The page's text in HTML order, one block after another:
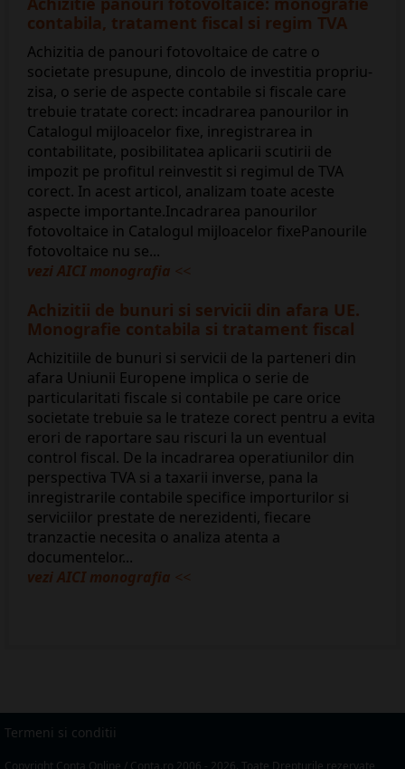
contabila, tratament fiscal si regim TVA
Achizitia de panouri fotovoltaice de catre o
societate presupune, dincolo de investitia propriu-
zisa, o serie de aspecte contabile si fiscale care
trebuie tratate corect: incadrarea panourilor in
Catalogul mijloacelor fixe, inregistrarea in
contabilitate, posibilitatea aplicarii scutirii de
impozit pe profitul reinvestit si regimul de TVA
corect. In acest articol, analizam toate aceste
aspecte importante.Incadrarea panourilor
fotovoltaice in Catalogul mijloacelor fixePanourile
fotovoltaice nu se...
vezi AICI monografia <<
Achizitii de bunuri si servicii din afara UE.
Monografie contabila si tratament fiscal
Achizitiile de bunuri si servicii de la parteneri din
afara Uniunii Europene implica o serie de
particularitati fiscale si contabile pe care orice
societate trebuie sa le trateze corect pentru a evita
erori de raportare sau riscuri la un eventual
control fiscal. De la incadrarea operatiunilor din
perspectiva TVA si a taxarii inverse, pana la
inregistrarile contabile specifice importurilor si
serviciilor prestate de nerezidenti, fiecare
tranzactie necesita o analiza atenta a
documentelor...
vezi AICI monografia <<
Termeni si conditii